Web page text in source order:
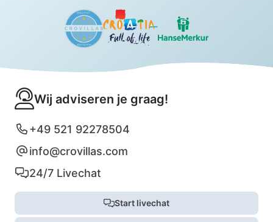
Wij adviseren je graag!
+49 521 92278504
info@crovillas.com
24/7 Livechat
Start livechat